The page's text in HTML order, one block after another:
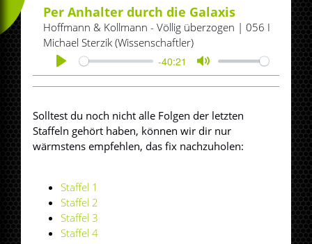
Per Anhalter durch die Galaxis
Hoffmann & Kollmann - Völlig überzogen | 056 I
Michael Sterzik (Wissenschaftler)
Play
-40:21
Mute
Solltest du noch nicht alle Folgen der letzten
Staffeln gehört haben, können wir dir nur
wärmstens empfehlen, das fix nachzuholen:
Staffel 1
Staffel 2
Staffel 3
Staffel 4